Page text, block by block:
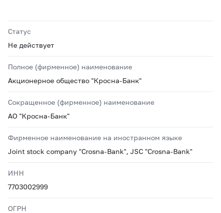
Статус
Не действует
Полное (фирменное) наименование
Акционерное общество "Кросна-Банк"
Сокращенное (фирменное) наименование
АО "Кросна-Банк"
Фирменное наименование на иностранном языке
Joint stock company "Crosna-Bank", JSC "Crosna-Bank"
ИНН
7703002999
ОГРН